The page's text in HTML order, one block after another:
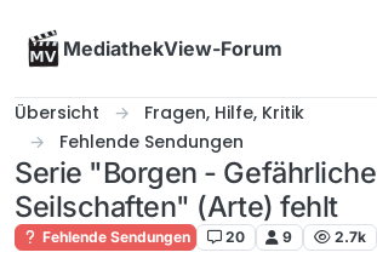
MediathekView-Forum
Übersicht
Fragen, Hilfe, Kritik
Fehlende Sendungen
Serie "Borgen - Gefährliche
Seilschaften" (Arte) fehlt
Fehlende Sendungen 20 9 2.7k